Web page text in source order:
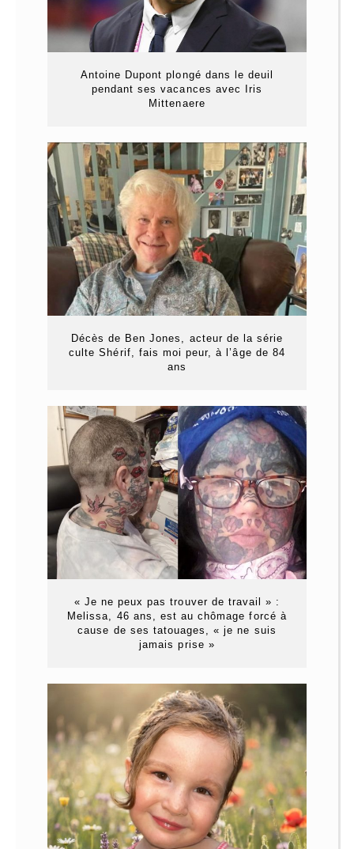
Antoine Dupont plongé dans le deuil
pendant ses vacances avec Iris
Mittenaere
Décès de Ben Jones, acteur de la série
culte Shérif, fais moi peur, à l’âge de 84
ans
« Je ne peux pas trouver de travail » :
Melissa, 46 ans, est au chômage forcé à
cause de ses tatouages, « je ne suis
jamais prise »